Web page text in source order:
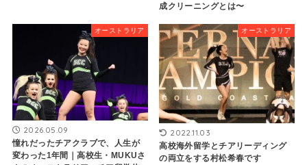
成クリーニングとは〜
オーストラリア
2026.05.09
憧れだったチアクラブで、人生が
変わった1年間｜高校生・MUKUさ
オーストラリア
2022.11.03
高校海外留学とチアリーディング
の両立をする村松希春です